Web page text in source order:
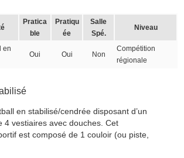
Pratica
ble
Pratiqu
ée
Salle
Spé.
Niveau
en
Oui Oui Non
Compétition
régionale
en stabilisé/cendrée disposant d’un
4 vestiaires avec douches. Cet
est composé de 1 couloir (ou piste,